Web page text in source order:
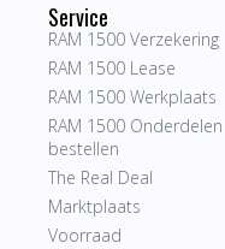
Service
RAM 1500 Verzekering
RAM 1500 Lease
RAM 1500 Werkplaats
RAM 1500 Onderdelen
bestellen
The Real Deal
Marktplaats
Voorraad